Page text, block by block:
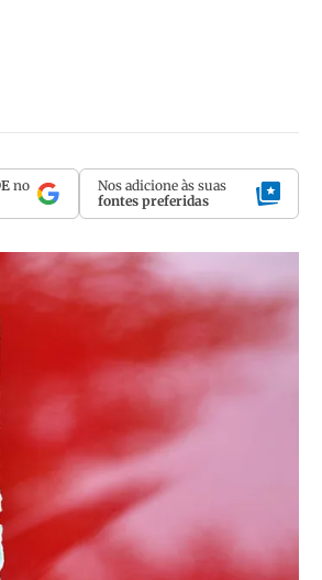
no
Nos adicione às suas
fontes preferidas